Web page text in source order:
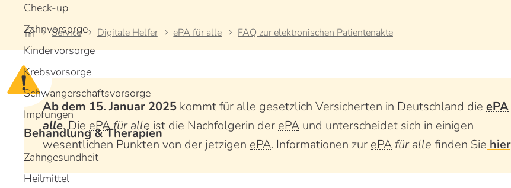
Check-up
Zahnvorsorge
Kindervorsorge
Krebsvorsorge
Schwangerschaftsvorsorge
Impfungen
Behandlung & Therapien
Zahngesundheit
Heilmittel
Service Digitale Helfer ePA für alle FAQ zur elektronischen Patientenakte
Ab dem 15. Januar 2025 kommt für alle gesetzlich Versicherten in Deutschland die ePA
alle. Die ePAfür alle ist die Nachfolgerin der ePA und unterscheidet sich in einigen
wesentlichen Punkten von der jetzigen ePA. Informationen zur ePA für alle finden Sie hier